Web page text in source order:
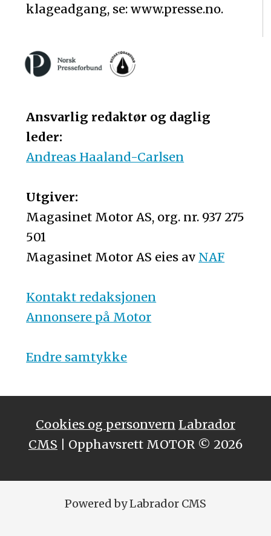
klageadgang, se: www.presse.no.
Ansvarlig redaktør og daglig
leder:
Andreas Haaland-Carlsen
Utgiver:
Magasinet Motor AS, org. nr. 937 275
501
Magasinet Motor AS eies av NAF
Kontakt redaksjonen
Annonsere på Motor
Endre samtykke
Cookies og personvern Labrador
CMS | Opphavsrett MOTOR © 2026
Powered by Labrador CMS